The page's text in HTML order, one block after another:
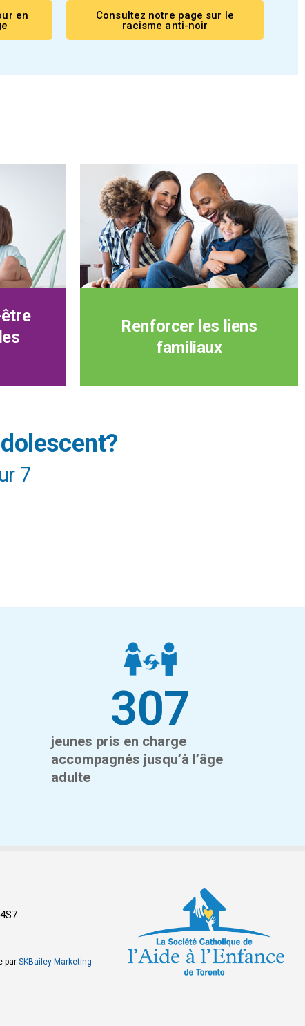
en
Consultez notre page sur le
racisme anti-noir
Renforcer les liens
familiaux
7
jeunes pris en charge
accompagnés jusqu’à l’âge
adulte
307
par SKBailey Marketing